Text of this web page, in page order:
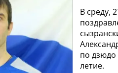
В среду,
по дзюдо
летие.